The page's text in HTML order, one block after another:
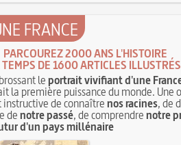
FRANCE
PARCOUREZ 2000 ANS L'HISTOIRE
TEMPS DE 1600 ARTICLES ILLUSTRÉS
leportrait vivifiant d'une
la première puissance du monde. Une
de connaîtrenos racines, de
denotre passé, de comprendrenotre
d'un pays millénaire